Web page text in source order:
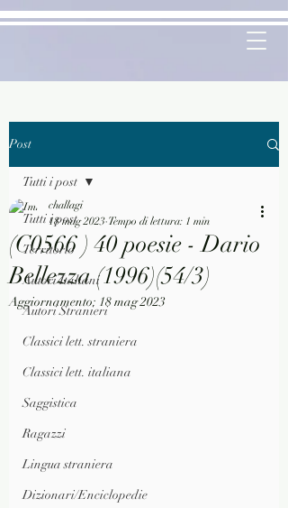
Post
Tutti i post
Territorio
Autori Italiani
Autori Stranieri
Classici lett. straniera
Classici lett. italiana
Saggistica
Ragazzi
Lingua straniera
Dizionari/Enciclopedie
Tutti i post
(C0566 ) 40 poesie - Dario
Bellezza (1996)(54/3)
challagi
18 mag 2023 Tempo di lettura: 1 min
Aggiornamento: 18 mag 2023